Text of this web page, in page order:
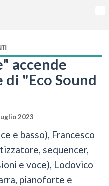
accende
"Eco Sound
2023
e basso), Francesco
sequencer,
e voce), Lodovico
pianoforte e